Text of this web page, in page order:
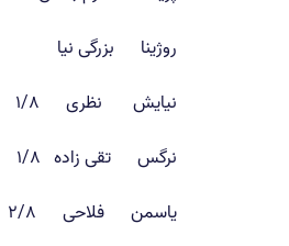
روژینا بزرگی نیا ۳/۷ عضو علی البدل
نیایش نظری ۱/۸ عضو اصلی
نرگس تقی زاده ۱/۸ عضو علی البدل
یاسمن فلاحی ۲/۸ عضو اصلی